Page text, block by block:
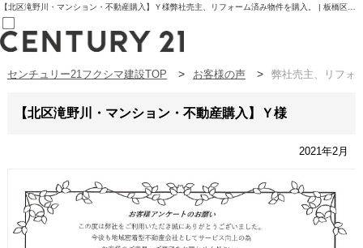
売買部
賃貸部
03-6912-3505
お気に入り物件一覧
物件閲覧履歴
物件を探す
購入TOP
センチュリー21フクシマ建設TOP お客様の声 弊社売主、リフォ
【北区滝野川・マンション・不動産購入】Ｙ様
2021年2月